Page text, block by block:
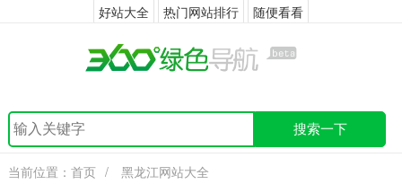
好站大全 热门网站排行 随便看看
搜索一下
当前位置： 首页 / 黑龙江网站大全